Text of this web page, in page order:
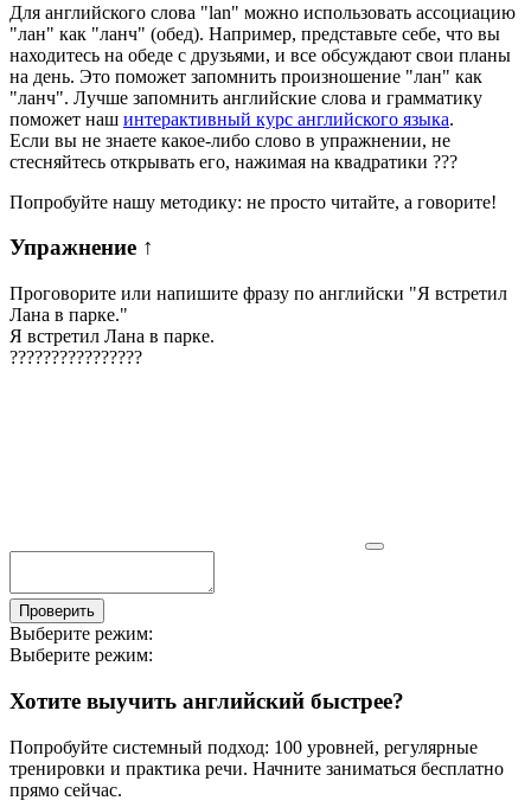
Для английского слова "lan" можно использовать ассоциацию
"лан" как "ланч" (обед). Например, представьте себе, что вы
находитесь на обеде с друзьями, и все обсуждают свои планы
на день. Это поможет запомнить произношение "лан" как
"ланч". Лучше запомнить английские слова и грамматику
поможет наш интерактивный курс английского языка.
Если вы не знаете какое-либо слово в упражнении, не
стесняйтесь открывать его, нажимая на квадратики ???
Попробуйте нашу методику: не просто читайте, а говорите!
Упражнение ↑
Проговорите или напишите фразу по английски "Я встретил
Лана в парке."
Я встретил Лана в парке.
????????????????
Проверить
Выберите режим:
Выберите режим:
Хотите выучить английский быстрее?
Попробуйте системный подход: 100 уровней, регулярные
тренировки и практика речи. Начните заниматься бесплатно
прямо сейчас.